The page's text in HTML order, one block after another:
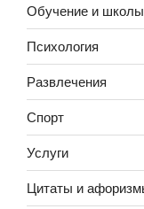
Обучение и школы
Психология
Развлечения
Спорт
Услуги
Цитаты и